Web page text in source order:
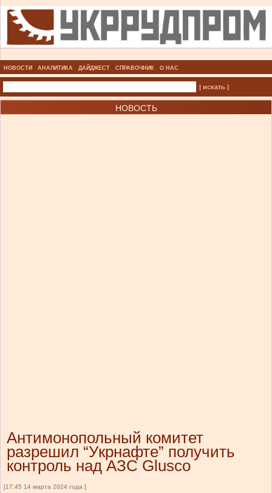
НОВОСТИ АНАЛИТИКА ДАЙДЖЕСТ СПРАВОЧНИК О НАС
| искать |
НОВОСТЬ
Антимонопольный комитет
разрешил “Укрнафте” получить
контроль над АЗС Glusco
[17:45 14 марта 2024 года ]